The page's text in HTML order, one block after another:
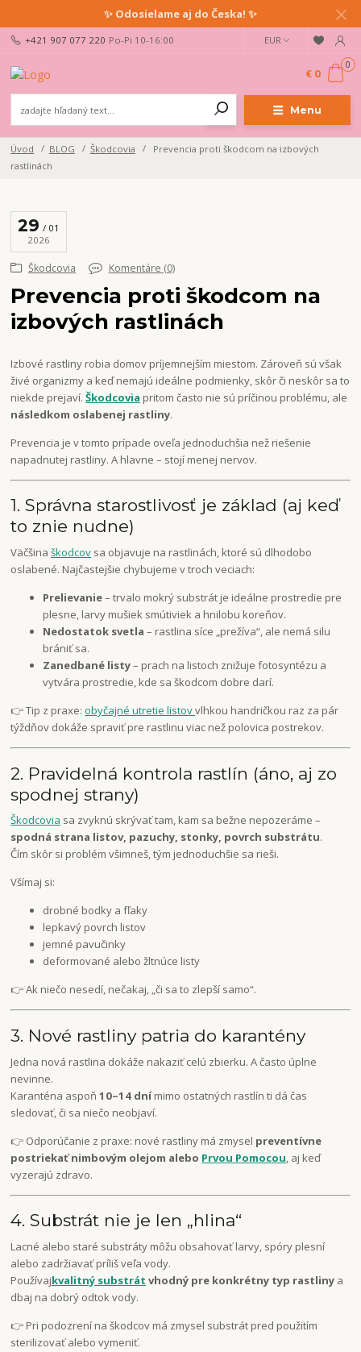
✨ Odosielame aj do Česka! ✨
Menu
EUR
+421 907 077 220 Po-Pi 10-16:00
0
€ 0
Úvod BLOG Škodcovia
Prevencia proti škodcom na izbových
rastlinách
29
01
2026
Škodcovia Komentáre (0)
Prevencia proti škodcom na
izbových rastlinách
Izbové rastliny robia domov príjemnejším miestom. Zároveň sú však
živé organizmy a keď nemajú ideálne podmienky, skôr či neskôr sa to
niekde prejaví.Škodcovia pritom často nie sú príčinou problému, ale
následkom oslabenej rastliny.
Prevencia je v tomto prípade oveľa jednoduchšia než riešenie
napadnutej rastliny. A hlavne – stojí menej nervov.
1. Správna starostlivosť je základ (aj keď
to znie nudne)
Väčšinaškodcov sa objavuje na rastlinách, ktoré sú dlhodobo
oslabené. Najčastejšie chybujeme v troch veciach:
Prelievanie– trvalo mokrý substrát je ideálne prostredie pre
plesne, larvy mušiek smútiviek a hnilobu koreňov.
Nedostatok svetla – rastlina síce „prežíva“, ale nemá silu
brániť sa.
Zanedbané listy– prach na listoch znižuje fotosyntézu a
vytvára prostredie, kde sa škodcom dobre darí.
👉 Tip z praxe:obyčajné utretie listovvlhkou handričkou raz za pár
týždňov dokáže spraviť pre rastlinu viac než polovica postrekov.
2. Pravidelná kontrola rastlín (áno, aj zo
spodnej strany)
Škodcovia sa zvyknú skrývať tam, kam sa bežne nepozeráme –
spodná strana listov, pazuchy, stonky, povrch substrátu.
Čím skôr si problém všimneš, tým jednoduchšie sa rieši.
Všímaj si:
drobné bodky a fľaky
lepkavý povrch listov
jemné pavučinky
deformované alebo žltnúce listy
👉 Ak niečo nesedí, nečakaj, „či sa to zlepší samo“.
3. Nové rastliny patria do karantény
Jedna nová rastlina dokáže nakaziť celú zbierku. A často úplne
nevinne.
Karanténa aspoň10–14 dnímimo ostatných rastlín ti dá čas
sledovať, či sa niečo neobjaví.
👉 Odporúčanie z praxe: nové rastliny má zmysel preventívne
postriekať nimbovým olejom alebo Prvou Pomocou , aj keď
vyzerajú zdravo.
4. Substrát nie je len „hlina“
Lacné alebo staré substráty môžu obsahovať larvy, spóry plesní
alebo zadržiavať príliš veľa vody.
Používajkvalitný substrát vhodný pre konkrétny typ rastliny a
dbaj na dobrý odtok vody.
👉 Pri podozrení na škodcov má zmysel substrát pred použitím
sterilizovať alebo vymeniť.